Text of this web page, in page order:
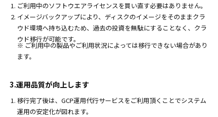
ご利用中のソフトウエアライセンスを買い直す必要はありません。
イメージバックアップにより、ディスクのイメージをそのままクラ
ウド環境へ持ち込むため、過去の投資を無駄にすることなく、クラ
ウド移行が可能です。
※ ご利用中の製品やご利用状況によっては移行できない場合があり
ます。
3.運用品質が向上します
移行完了後は、GCP運用代行サービスをご利用頂くことでシステム
運用の安定化が図れます。